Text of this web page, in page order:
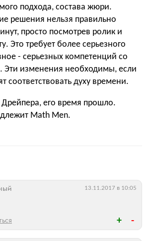
подхода, состава жюри.
решения нельзя правильно
просто посмотрев ролик и
Это требует более серьезного
- серьезных компетенций со
изменения необходимы, если
соответствовать духу времени.
Дрейпера, его время прошло.
Math Men.
13.11.2017 в 10:05